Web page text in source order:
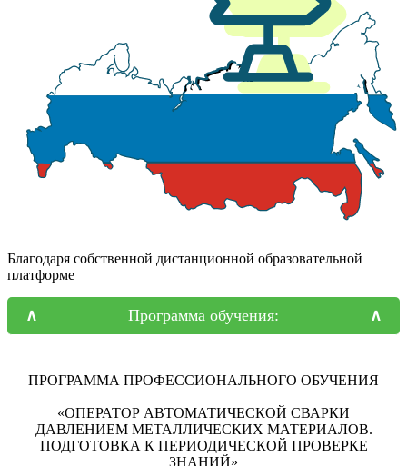
Благодаря собственной дистанционной образовательной
платформе
Программа обучения:
ПРОГРАММА ПРОФЕССИОНАЛЬНОГО ОБУЧЕНИЯ
«ОПЕРАТОР АВТОМАТИЧЕСКОЙ СВАРКИ
ДАВЛЕНИЕМ МЕТАЛЛИЧЕСКИХ МАТЕРИАЛОВ.
ПОДГОТОВКА К ПЕРИОДИЧЕСКОЙ ПРОВЕРКЕ
ЗНАНИЙ»